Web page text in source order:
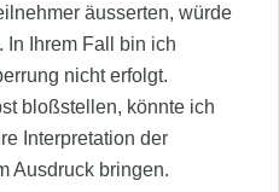
äusserten, würde
In Ihrem Fall bin ich
nicht erfolgt.
bloßstellen, könnte ich
Interpretation der
Ausdruck bringen.